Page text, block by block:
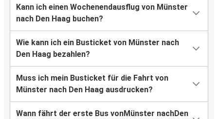
Kann ich einen Wochenendausflug von Münster
nach Den Haag buchen?
Wie kann ich ein Busticket von Münster nach
Den Haag bezahlen?
Muss ich mein Busticket für die Fahrt von
Münster nach Den Haag ausdrucken?
Wann fährt der erste Bus vonMünster nachDen